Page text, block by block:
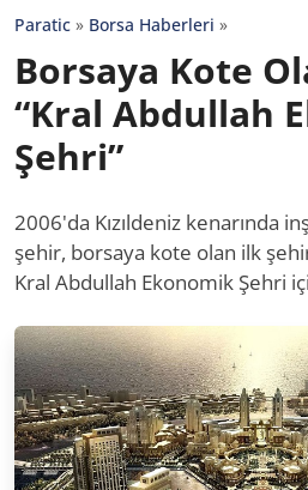
Paratic » Borsa Haberleri »
Borsaya Kote
“Kral Abdullah
Şehri”
2006'da Kızıldeniz kenarında
şehir, borsaya kote olan ilk
Kral Abdullah Ekonomik Şehri